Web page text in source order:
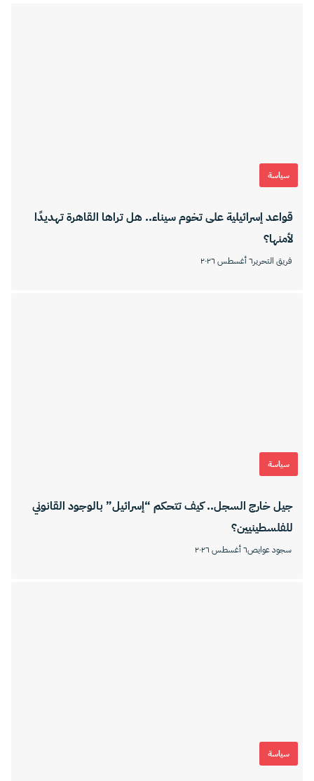
سياسة
قواعد إسرائيلية على تخوم سيناء.. هل تراها القاهرة تهديدًا
لأمنها؟
فريق التحرير٦ أغسطس ٢٠٢٦
سياسة
جيل خارج السجل.. كيف تتحكم “إسرائيل” بالوجود القانوني
للفلسطينيين؟
سجود عوايص٦ أغسطس ٢٠٢٦
سياسة